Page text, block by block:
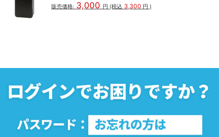
販売価格: 3,000 円 (税込 3,300 円 )